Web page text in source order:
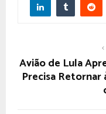
Avião de Lula
Precisa Retornar